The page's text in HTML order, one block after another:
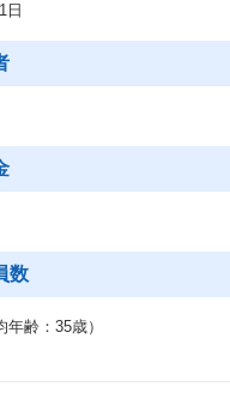
「クリニックフォア」のDX支
レーションとシステムをクリ
約、
ス決済などで患者の待ち時間短
サービス
必要なクリニック専売品やOTC
療を通じて個人の健康増進と
日
数
齢：35歳）